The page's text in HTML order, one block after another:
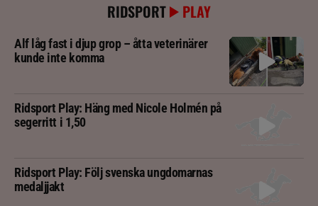
RIDSPORT PLAY
Alf låg fast i djup grop – åtta veterinärer
kunde inte komma
Ridsport Play: Häng med Nicole Holmén på
segerritt i 1,50
Ridsport Play: Följ svenska ungdomarnas
medaljjakt